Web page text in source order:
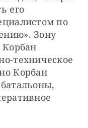
его
по
Зону
Корбан
техническое
Корбан